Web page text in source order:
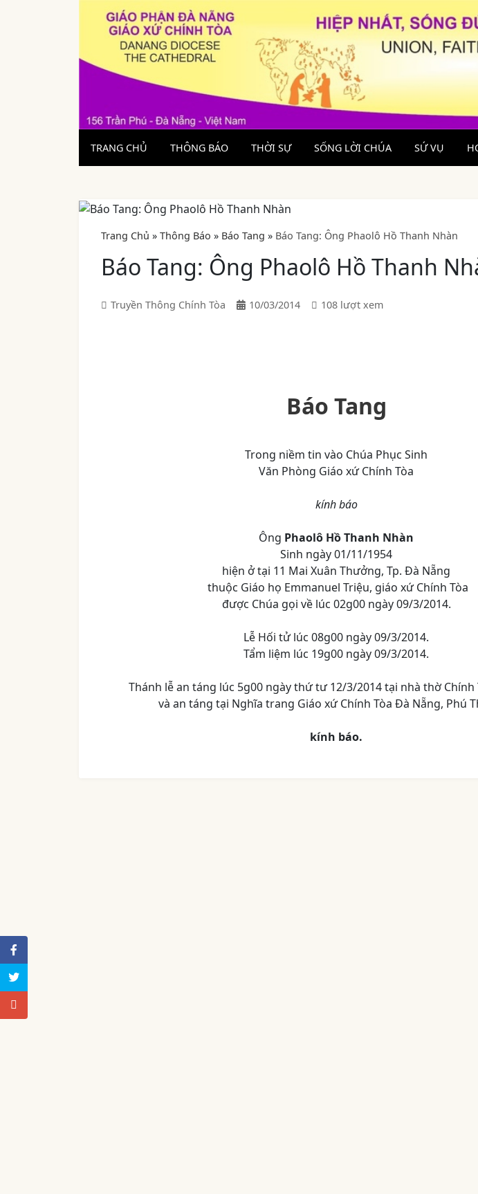
TRANG CHỦ THÔNG BÁO THỜI SỰ SỐNG LỜI CHÚA SỨ VỤ
Trang Chủ » Thông Báo » Báo Tang » Báo Tang: Ông Phaolô Hồ Thanh Nhàn
Báo Tang: Ông Phaolô Hồ Thanh
Truyền Thông Chính Tòa 10/03/2014 108 lượt xem
Báo Tang
Trong niềm tin vào Chúa Phục Sinh
Văn Phòng Giáo xứ Chính Tòa
kính báo
Ông Phaolô Hồ Thanh Nhàn
Sinh ngày 01/11/1954
hiện ở tại 11 Mai Xuân Thưởng, Tp. Đà Nẵng
thuộc Giáo họ Emmanuel Triệu, giáo xứ Chính Tòa
được Chúa gọi về lúc 02g00 ngày 09/3/2014.
Lễ Hối tử lúc 08g00 ngày 09/3/2014.
Tẩm liệm lúc 19g00 ngày 09/3/2014.
Thánh lễ an táng lúc 5g00 ngày thứ tư 12/3/2014 tại nhà thờ Chính
và an táng tại Nghĩa trang Giáo xứ Chính Tòa Đà Nẵng, Phú
kính báo.